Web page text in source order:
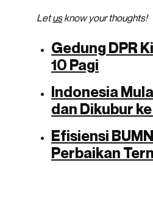
Letusknow your thoughts!
Gedung DPR
10 Pagi
Indonesia
dan Dikubur
Efisiensi
Perbaikan